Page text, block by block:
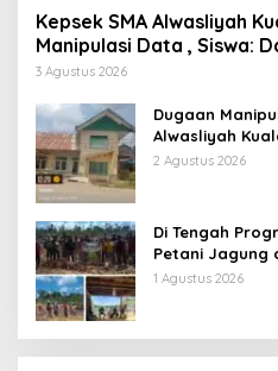
Kepsek SMA Alwasliyah
Manipulasi Data , Siswa:
Dana MBG Disalurkan ke
3 Agustus 2026
Dugaan
Alwasliyah
Murid Tapi
2 Agustus 2026
Di Tengah
Petani Jagung
Tekanan Aparat
1 Agustus 2026